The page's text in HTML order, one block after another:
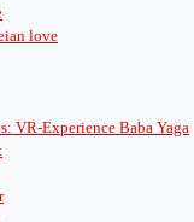
love
VR-Experience Baba Yaga